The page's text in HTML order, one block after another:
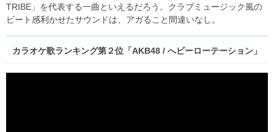
TRIBE」を代表する一曲といえるだろう。クラブミュージック風の
ビート感利かせたサウンドは、アガること間違いなし。
カラオケ歌ランキング第２位「AKB48 / へビーローテーション」